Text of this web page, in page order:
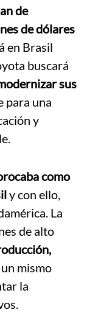
de
de dólares
en Brasil
buscará
sus
para una
y
como
y con ello,
La
de alto
mismo
la